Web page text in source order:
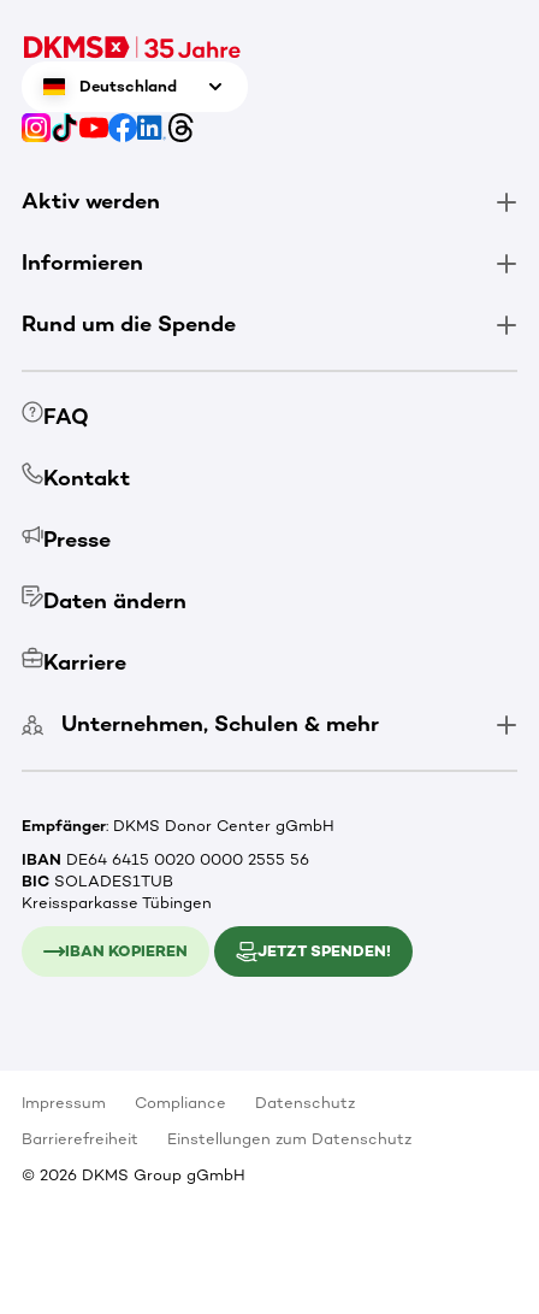
Deutschland
Aktiv werden
Informieren
Rund um die Spende
FAQ
Kontakt
Presse
Daten ändern
Karriere
Unternehmen, Schulen & mehr
Empfänger: DKMS Donor Center gGmbH
IBAN DE64 6415 0020 0000 2555 56
BIC SOLADES1TUB
Kreissparkasse Tübingen
IBAN KOPIEREN JETZT SPENDEN!
Impressum Compliance
Datenschutz
Barrierefreiheit
Einstellungen zum Datenschutz
© 2026 DKMS Group gGmbH